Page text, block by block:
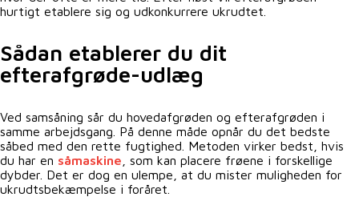
hurtigt etablere sig og udkonkurrere ukrudtet.
Sådan etablerer du dit
efterafgrøde-udlæg
Ved samsåning sår du hovedafgrøden og efterafgrøden i
samme arbejdsgang. På denne måde opnår du det bedste
såbed med den rette fugtighed. Metoden virker bedst, hvis
du har en såmaskine , som kan placere frøene i forskellige
dybder. Det er dog en ulempe, at du mister muligheden for
ukrudtsbekæmpelse i foråret.